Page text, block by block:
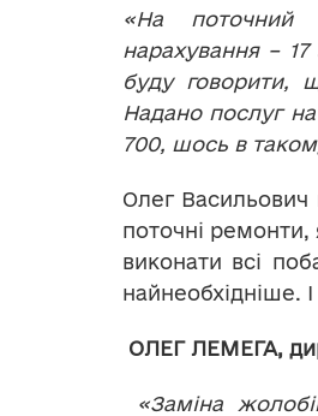
«На
нарахування –
буду говорити,
Надано послуг
700, шось в
Олег
поточні
виконати всі
найнеобхідніше.
ОЛЕГ ЛЕМЕГА,
«Заміна